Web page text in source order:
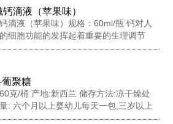
非活性酵母粉，岩藻多糖，水苏糖，酵
糖，针叶樱桃粉，黄金奇异果粉，接骨
N-乙酰神经氨酸...
滴液（苹果味）
滴液（苹果味）规格：60ml/瓶 钙对人
细胞功能的发挥起着重要的生理调节
人体内含量的不足会影响人体的生长发
肌肉功能，并激活一些消化酶的活性。
中一个必要的营养成份之一。...
聚糖
克/桶 产地:新西兰 储存方法:凉干燥处
: 六个月以上婴幼儿每天一包,三岁以上
2包,孕妇及成人每天3包 配料: 抗性糊